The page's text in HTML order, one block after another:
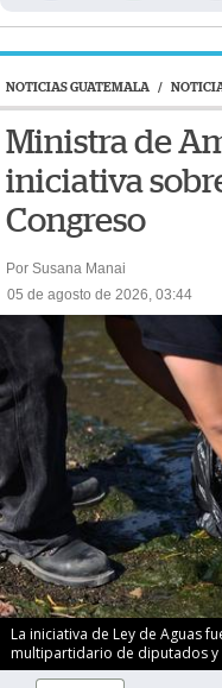
NOTICIAS GUATEMALA /
Ministra de
iniciativa
Congreso
Por Susana Manai
05 de agosto de 2026, 03:44
La iniciativa de Ley de Aguas
multipartidario de diputados y